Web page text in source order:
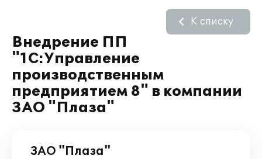
Внедрение ПП
"1С:Управление
производственным
предприятием 8" в компании
ЗАО "Плаза"
К списку
ЗАО "Плаза"